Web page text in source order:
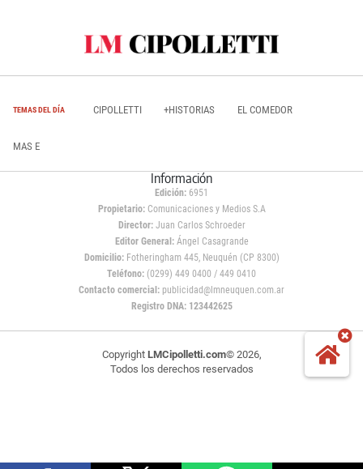
TEMAS DEL DÍA CIPOLLETTI +HISTORIAS EL COMEDOR
MAS E
Información
Edición: 6951
Propietario:Comunicaciones y Medios S.A
Director: Juan Carlos Schroeder
Editor General:Ángel Casagrande
Domicilio:Fotheringham 445, Neuquén (CP 8300)
Teléfono: (0299) 449 0400 / 449 0410
Contacto comercial: publicidad@lmneuquen.com.ar
Registro DNA: 123442625
Copyright LMCipolletti.com© 2026,
Todos los derechos reservados